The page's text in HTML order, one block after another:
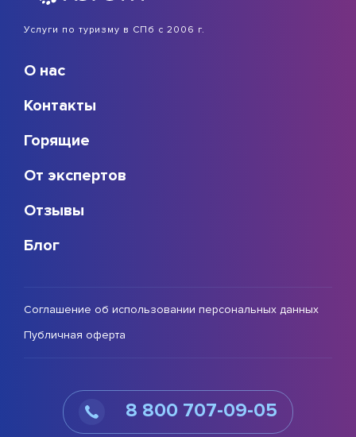
Услуги по туризму в СПб с 2006 г.
О нас
Контакты
Горящие
От экспертов
Отзывы
Блог
Соглашение об использовании персональных данных
Публичная оферта
8 800 707-09-05